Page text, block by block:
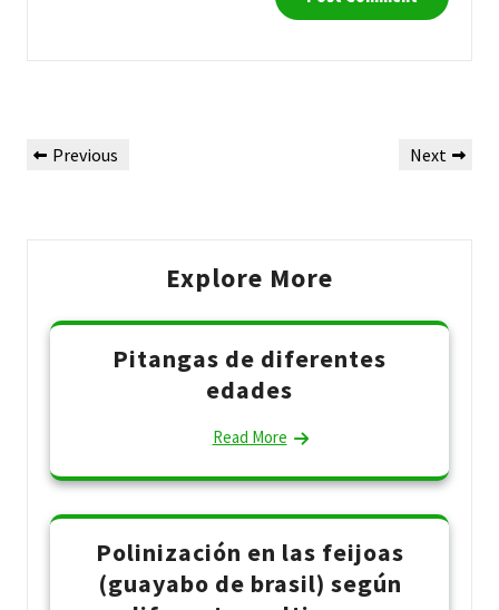
navigation
Previous
Previous
Next
Next
Explore More
Pitangas de diferentes
edades
Read More
Polinización en las feijoas
(guayabo de brasil) según